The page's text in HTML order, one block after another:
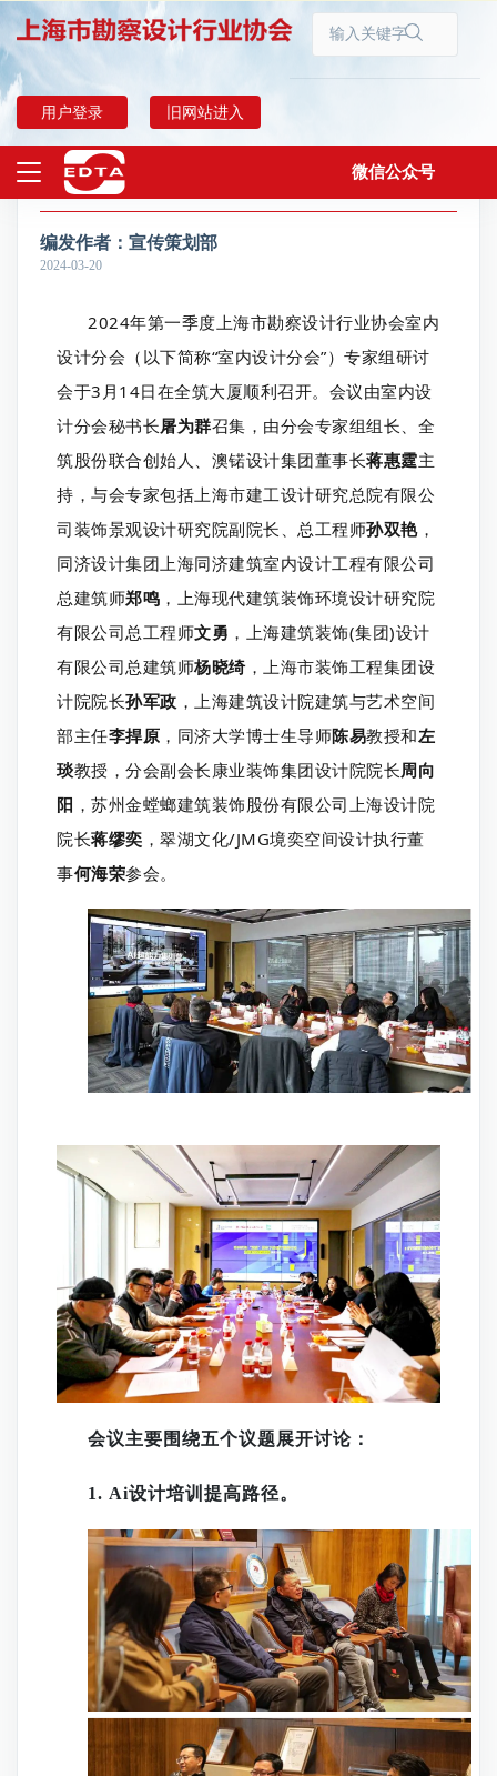
用户登录 旧网站进入
微信公众号
首页 协会动态
2024年第一季度室内设计分会专家组研讨会圆满举行
编发作者： 宣传策划部
2024-03-20
2024年第一季度上海市勘察设计行业协会室内
设计分会（以下简称“室内设计分会”）专家组研讨
会于3月14日在全筑大厦顺利召开。会议由室内设
计分会秘书长屠为群召集，由分会专家组组长、全
筑股份联合创始人、澳锘设计集团董事长蒋惠霆主
持，与会专家包括上海市建工设计研究总院有限公
司装饰景观设计研究院副院长、总工程师孙双艳，
同济设计集团上海同济建筑室内设计工程有限公司
总建筑师郑鸣 ，上海现代建筑装饰环境设计研究院
有限公司总工程师文勇 ，上海建筑装饰(集团)设计
有限公司总建筑师杨晓绮，上海市装饰工程集团设
计院院长孙军政 ，上海建筑设计院建筑与艺术空间
部主任李捍原 ，同济大学博士生导师陈易教授和左
琰教授，分会副会长康业装饰集团设计院院长周向
阳 ，苏州金螳螂建筑装饰股份有限公司上海设计院
院长蒋缪奕 ，翠湖文化/JMG境奕空间设计执行董
事何海荣参会。
会议主要 围绕五个议题展开讨论 ：
1. Ai设计培训提高路径。